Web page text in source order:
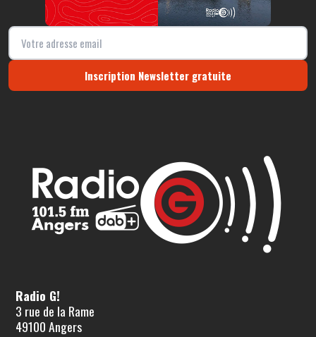
Inscription Newsletter gratuite
Radio G!
3 rue de la Rame
49100 Angers